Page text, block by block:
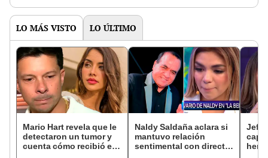
votos del público
LO MÁS VISTO LO ÚLTIMO
Mario Hart revela que le
detectaron un tumor y
cuenta cómo recibió el
Naldy Saldaña aclara si
mantuvo relación
sentimental con director